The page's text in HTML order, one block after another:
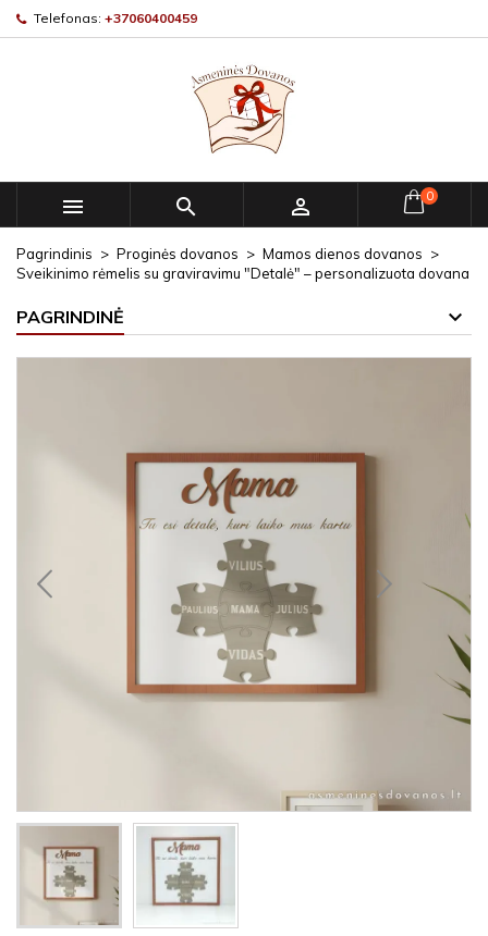
Telefonas: +37060400459
   0
Pagrindinis Proginės dovanos
Mamos dienos dovanos
Sveikinimo rėmelis su graviravimu "Detalė" – personalizuota dovana
PAGRINDINĖ